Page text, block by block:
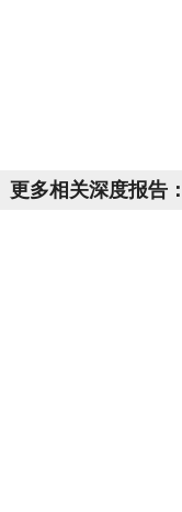
更多相关深度报告：